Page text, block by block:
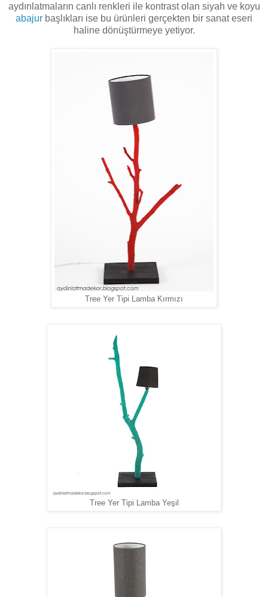
aydınlatmaların canlı renkleri ile kontrast olan siyah ve koyu
abajur başlıkları ise bu ürünleri gerçekten bir sanat eseri
haline dönüştürmeye yetiyor.
Tree Yer Tipi Lamba Kırmızı
Tree Yer Tipi Lamba Yeşil